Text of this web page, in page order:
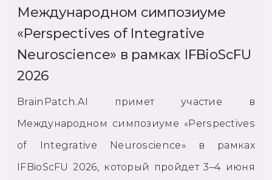
Международном симпозиуме
«Perspectives of Integrative
Neuroscience» в рамках IFBioScFU
2026
BrainPatch.AI примет участие в
Международном симпозиуме «Perspectives
of Integrative Neuroscience» в рамках
IFBioScFU 2026, который пройдет 3–4 июня